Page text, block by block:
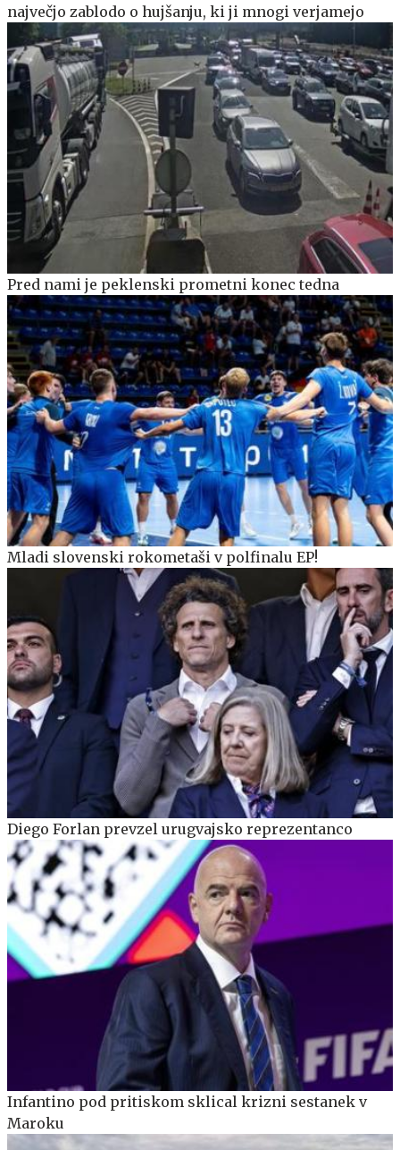
največjo zablodo o hujšanju, ki ji mnogi verjamejo
Pred nami je peklenski prometni konec tedna
Mladi slovenski rokometaši v polfinalu EP!
Diego Forlan prevzel urugvajsko reprezentanco
Infantino pod pritiskom sklical krizni sestanek v
Maroku